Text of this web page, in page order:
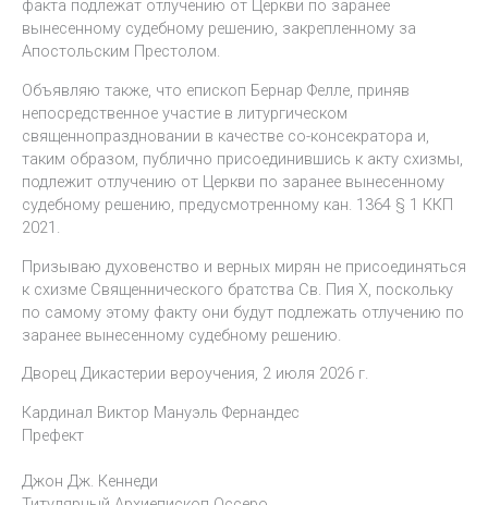
факта подлежат отлучению от Церкви по заранее
вынесенному судебному решению, закрепленному за
Апостольским Престолом.
Объявляю также, что епископ Бернар Фелле, приняв
непосредственное участие в литургическом
священнопраздновании в качестве со-консекратора и,
таким образом, публично присоединившись к акту схизмы,
подлежит отлучению от Церкви по заранее вынесенному
судебному решению, предусмотренному кан. 1364 § 1 ККП
2021.
Призываю духовенство и верных мирян не присоединяться
к схизме Священнического братства Св. Пия Х, поскольку
по самому этому факту они будут подлежать отлучению по
заранее вынесенному судебному решению.
Дворец Дикастерии вероучения, 2 июля 2026 г.
Кардинал Виктор Мануэль Фернандес
Префект
Джон Дж. Кеннеди